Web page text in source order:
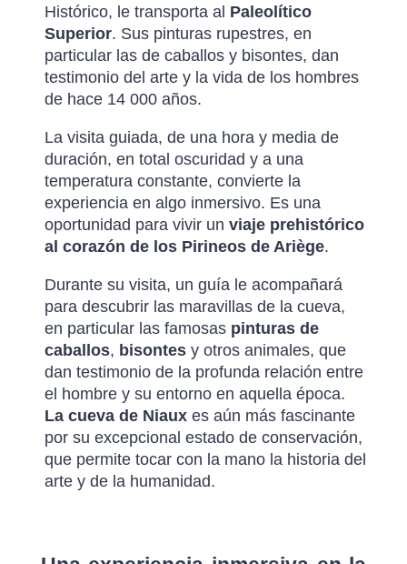
Histórico, le transporta al Paleolítico
Superior. Sus pinturas rupestres, en
particular las de caballos y bisontes, dan
testimonio del arte y la vida de los hombres
de hace 14 000 años.
La visita guiada, de una hora y media de
duración, en total oscuridad y a una
temperatura constante, convierte la
experiencia en algo inmersivo. Es una
oportunidad para vivir un viaje prehistórico
al corazón de los Pirineos de Ariège.
Durante su visita, un guía le acompañará
para descubrir las maravillas de la cueva,
en particular las famosas pinturas de
caballos, bisontesy otros animales, que
dan testimonio de la profunda relación entre
el hombre y su entorno en aquella época.
La cueva de Niauxes aún más fascinante
por su excepcional estado de conservación,
que permite tocar con la mano la historia del
arte y de la humanidad.